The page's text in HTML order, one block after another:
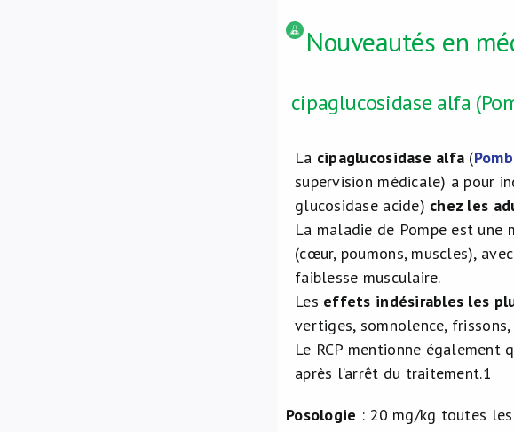
Nouveautés en
cipaglucosidase alfa
La cipaglucosidase alfa (
supervision médicale) a pour
glucosidase acide) chez les
La maladie de Pompe est
(cœur, poumons, muscles),
faiblesse musculaire.
Les effets indésirables les
vertiges, somnolence,
Le RCP mentionne
après l’arrêt du traitement.1
Posologie : 20 mg/kg toutes les